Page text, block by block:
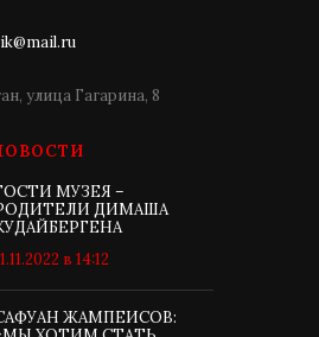
улица Гагарина, 8
МУЗЕЯ –
ДИМАША
в 14:12
ЖАМПЕИСОВ: